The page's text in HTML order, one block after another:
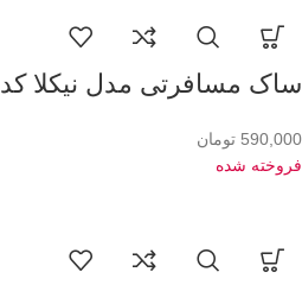
ساک مسافرتی مدل نیکلا کد 2071
590,000 تومان
فروخته شده